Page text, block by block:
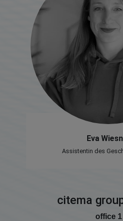
Eva
Assistentin des
citema
office 1